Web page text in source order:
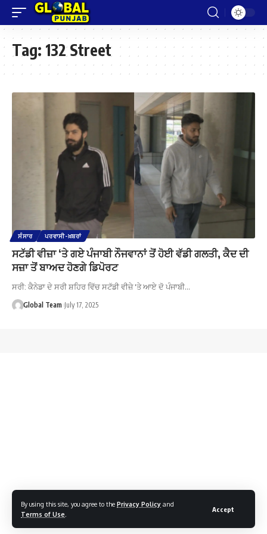
By using this site, you agree to the Privacy Policy and
Terms of Use
Accept
Tag: 132 Street
ਸੰਸਾਰ ਪਰਵਾਸੀ-ਖ਼ਬਰਾਂ
ਸਟੱਡੀ ਵੀਜ਼ਾ ‘ਤੇ ਗਏ ਪੰਜਾਬੀ ਨੌਜਵਾਨਾਂ ਤੋਂ ਹੋਈ ਵੱਡੀ ਗਲਤੀ, ਕੈਦ ਦੀ
ਸਜ਼ਾ ਤੋਂ ਬਾਅਦ ਹੋਣਗੇ ਡਿਪੋਰਟ
ਸਰੀ: ਕੈਨੇਡਾ ਦੇ ਸਰੀ ਸ਼ਹਿਰ ਵਿੱਚ ਸਟੱਡੀ ਵੀਜ਼ੇ 'ਤੇ ਆਏ ਦੋ ਪੰਜਾਬੀ…
Global Team July 17, 2025